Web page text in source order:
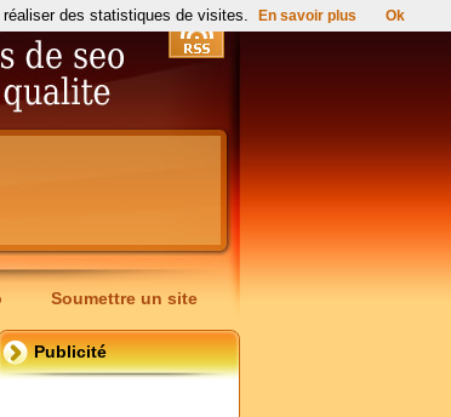
Soumettre un site
Publicité
des statistiques de visites. En savoir plus Ok